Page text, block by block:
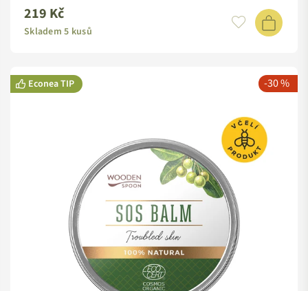
Standardní
cena
219 Kč
Skladem 5 kusů
Econea TIP -30 %